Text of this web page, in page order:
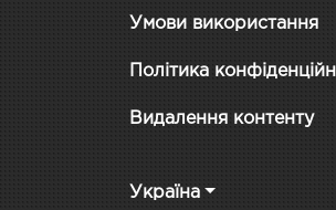
Умови використання
Політика
Видалення контенту
Україна